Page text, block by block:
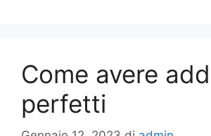
Come avere
perfetti